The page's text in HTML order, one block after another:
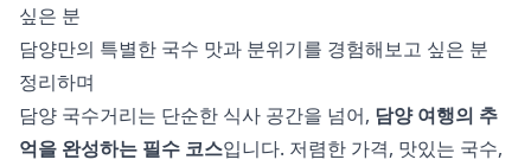
싶은 분
담양만의 특별한 국수 맛과 분위기를 경험해보고 싶은 분
정리하며
담양 국수거리는 단순한 식사 공간을 넘어, 담양 여행의 추
억을 완성하는 필수 코스입니다. 저렴한 가격, 맛있는 국수,